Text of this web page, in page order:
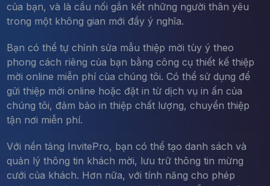
của bạn, và là cầu nối gắn kết những người thân yêu
trong một không gian mới đầy ý nghĩa.
Bạn có thể tự chỉnh sửa mẫu thiệp mời tùy ý theo
phong cách riêng của bạn bằng công cụ thiết kế thiệp
mời online miễn phí của chúng tôi. Có thể sử dụng để
gửi thiệp mời online hoặc đặt in từ dịch vụ in ấn của
chúng tôi, đảm bảo in thiệp chất lượng, chuyển thiệp
tận nơi miễn phí.
Với nền tảng InvitePro, bạn có thể tạo danh sách và
quản lý thông tin khách mời, lưu trữ thông tin mừng
cưới của khách. Hơn nữa, với tính năng cho phép